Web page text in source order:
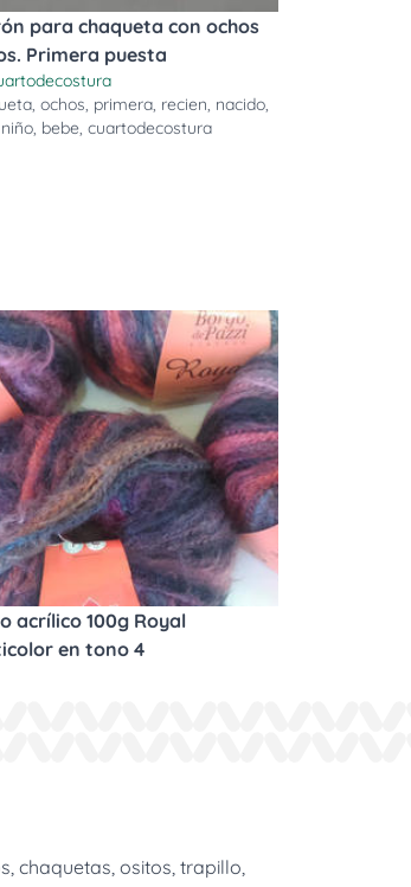
para chaqueta con ochos
Primera puesta
, ochos, primera, recien, nacido,
niño, bebe, cuartodecostura
acrílico 100g Royal
en tono 4
chaquetas, ositos, trapillo,